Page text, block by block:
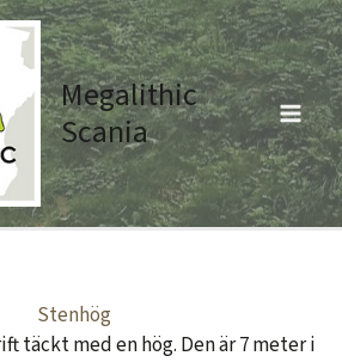
Megalithic
Scania
Stenhög
täckt med en hög. Den är 7 meter i